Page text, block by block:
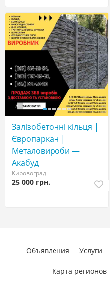
8
Залізобетонні кільця |
Європаркан |
Металовироби —
Акабуд
Кировоград
25 000 грн.
Объявления Услуги
Карта регионов